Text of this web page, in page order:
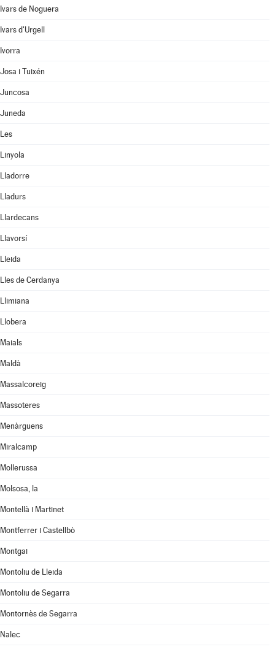
Ivars de Noguera
Ivars d'Urgell
Ivorra
Josa i Tuixén
Juncosa
Juneda
Les
Linyola
Lladorre
Lladurs
Llardecans
Llavorsí
Lleida
Lles de Cerdanya
Llimiana
Llobera
Maials
Maldà
Massalcoreig
Massoteres
Menàrguens
Miralcamp
Mollerussa
Molsosa, la
Montellà i Martinet
Montferrer i Castellbò
Montgai
Montoliu de Lleida
Montoliu de Segarra
Montornès de Segarra
Nalec